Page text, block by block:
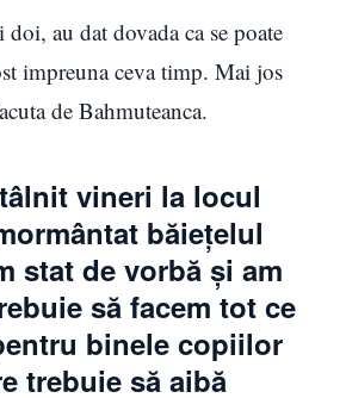
au dat dovada ca se poate
impreuna ceva timp. Mai jos
de Bahmuteanca.
vineri la locul
băieţelul
stat de vorbă şi am
să facem tot ce
binele copiilor
trebuie să aibă